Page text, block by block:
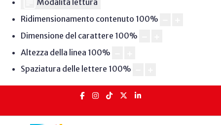
Modalità lettura
Ridimensionamento contenuto 100%
Dimensione del carattere 100%
Altezza della linea 100%
Spaziatura delle lettere 100%